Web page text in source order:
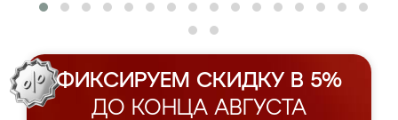
ФИКСИРУЕМ СКИДКУ В 5%
ДО КОНЦА АВГУСТА